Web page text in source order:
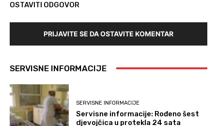
OSTAVITI ODGOVOR
PRIJAVITE SE DA OSTAVITE KOMENTAR
SERVISNE INFORMACIJE
SERVISNE INFORMACIJE
Servisne informacije: Rođeno šest
djevojčica u protekla 24 sata